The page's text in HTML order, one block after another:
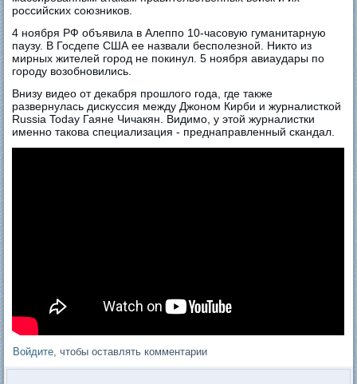
российских союзников.
4 ноября РФ объявила в Алеппо 10-часовую гуманитарную
паузу. В Госдепе США ее назвали бесполезной. Никто из
мирных жителей город не покинул. 5 ноября авиаудары по
городу возобновились.
Внизу видео от декабря прошлого года, где также
развернулась дискуссия между Джоном Кирби и журналисткой
Russia Today Гаяне Чичакян. Видимо, у этой журналистки
именно такова специализация - преднаправленный скандал.
Войдите , чтобы оставлять комментарии